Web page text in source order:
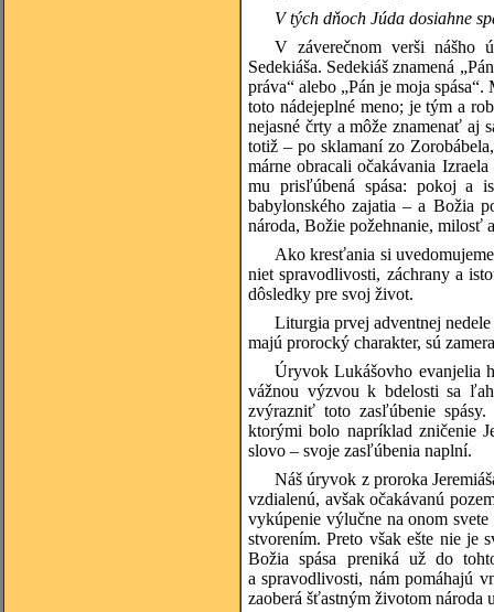
V tých dňoch Júda dosiahne
V záverečnom verši nášho
Sedekiáša. Sedekiáš znamená
práva“ alebo „Pán je moja
toto nádejeplné meno; je tým a
nejasné črty a môže znamenať aj
totiž – po sklamaní zo
márne obracali očakávania
mu prisľúbená spása: pokoj a
babylonského zajatia – a Božia
národa, Božie požehnanie, milosť
Ako kresťania si
niet spravodlivosti, záchrany a
dôsledky pre svoj život.
Liturgia prvej adventnej
majú prorocký charakter, sú
Úryvok Lukášovho evanjelia
vážnou výzvou k bdelosti sa
zvýrazniť toto zasľúbenie spásy.
ktorými bolo napríklad zničenie
slovo – svoje zasľúbenia naplní.
Náš úryvok z proroka
vzdialenú, avšak očakávanú
vykúpenie výlučne na onom
stvorením. Preto však ešte nie je
Božia spása preniká už do
a spravodlivosti, nám pomáhajú
zaoberá šťastným životom národa